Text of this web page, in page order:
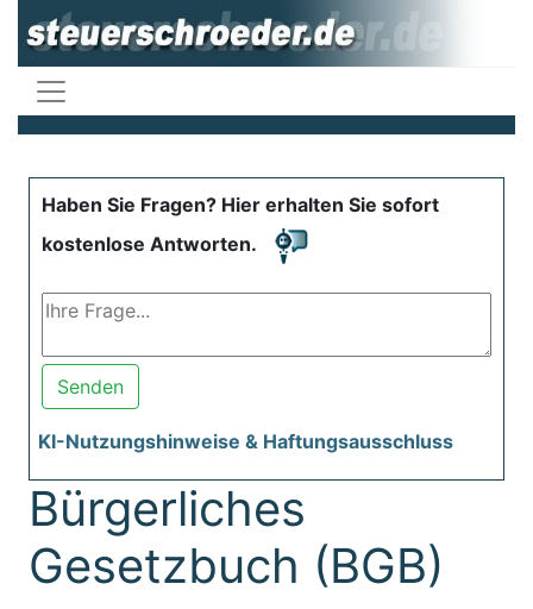
Haben Sie Fragen? Hier erhalten Sie sofort
kostenlose Antworten.
Senden
KI-Nutzungshinweise & Haftungsausschluss
Bürgerliches
Gesetzbuch (BGB)